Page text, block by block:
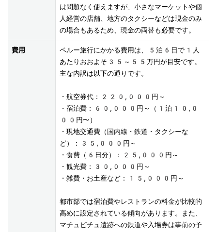
は問題なく使えますが、小さなマーケットや個
人経営の店舗、地方のタクシーなどは現金のみ
費用
ペルー旅行にかかる費用は、5泊6日で1人
あたりおおよそ35～55万円が目安です。
主な内訳は以下の通りです。
・航空券代：220,000円～
・宿泊費：60,000円～（1泊10,0
00円〜）
・現地交通費（国内線・鉄道・タクシーな
ど）：35,000円～
・食費（6日分）：25,000円～
・観光費：30,000円～
・雑費・お土産など：15,000円～
都市部では宿泊費やレストランの料金が比較的
高めに設定されている傾向があります。また、
マチュピチュ遺跡への鉄道や入場券は事前の予